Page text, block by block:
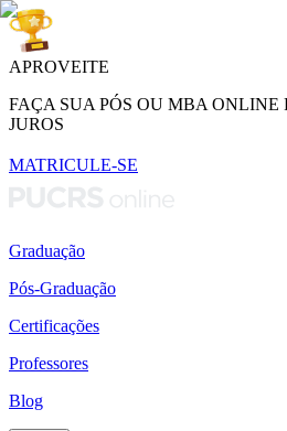
APROVEITE
FAÇA SUA PÓS OU MBA ONLINE
JUROS
MATRICULE-SE
Graduação
Pós-Graduação
Certificações
Professores
Blog